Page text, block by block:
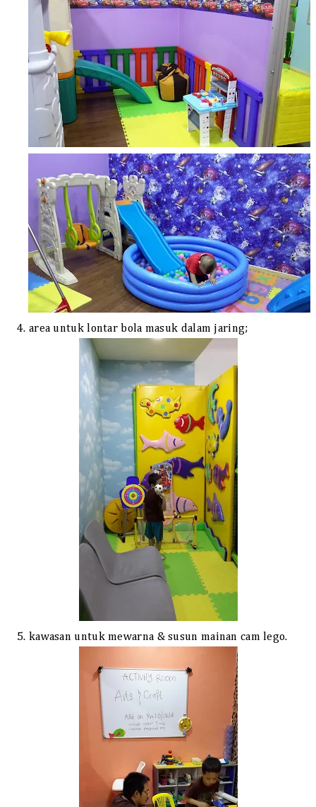
4. area untuk lontar bola masuk dalam jaring;
5. kawasan untuk mewarna & susun mainan cam lego.